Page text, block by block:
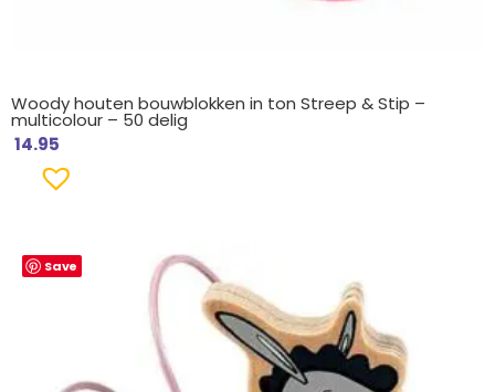
Woody houten bouwblokken in ton Streep & Stip –
multicolour – 50 delig
14.95
Save